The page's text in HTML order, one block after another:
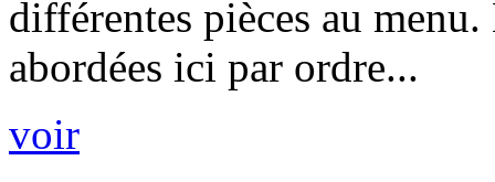
différentes pièces au
abordées ici par ordre...
voir